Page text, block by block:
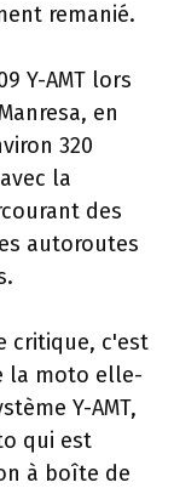
remanié.
Y-AMT lors
en
320
la
des
autoroutes
critique, c'est
la moto elle-
Y-AMT,
qui est
à boîte de